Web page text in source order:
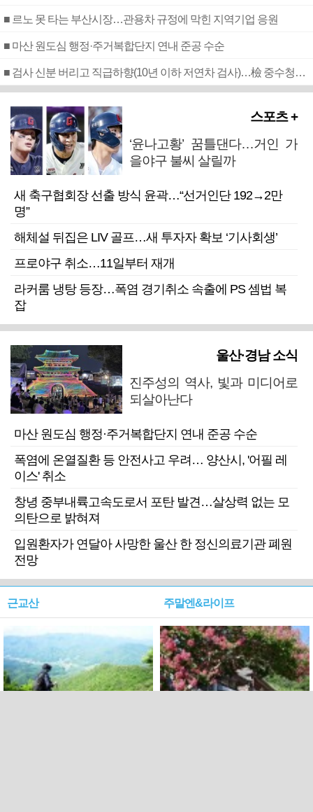
■ 르노 못 타는 부산시장…관용차 규정에 막힌 지역기업 응원
■ 마산 원도심 행정·주거복합단지 연내 준공 수순
■ 검사 신분 버리고 직급하향(10년 이하 저연차 검사)…檢 중수청행 기피
스포츠 +
‘윤나고황’ 꿈틀댄다…거인 가
을야구 불씨 살릴까
새 축구협회장 선출 방식 윤곽…“선거인단 192→2만
명”
해체설 뒤집은 LIV 골프…새 투자자 확보 ‘기사회생’
프로야구 취소…11일부터 재개
라커룸 냉탕 등장…폭염 경기취소 속출에 PS 셈법 복
잡
울산·경남 소식
진주성의 역사, 빛과 미디어로
되살아난다
마산 원도심 행정·주거복합단지 연내 준공 수순
폭염에 온열질환 등 안전사고 우려… 양산시, '어필 레
이스' 취소
창녕 중부내륙고속도로서 포탄 발견…살상력 없는 모
의탄으로 밝혀져
입원환자가 연달아 사망한 울산 한 정신의료기관 폐원
전망
근교산 주말엔&라이프